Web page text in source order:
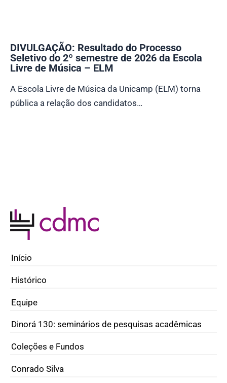
Início
Histórico
Equipe
Dinorá 130: seminários de pesquisas acadêmicas
Coleções e Fundos
Conrado Silva
DIVULGAÇÃO: Resultado do Processo
Seletivo do 2º semestre de 2026 da Escola
Livre de Música – ELM
A Escola Livre de Música da Unicamp (ELM) torna
pública a relação dos candidatos…